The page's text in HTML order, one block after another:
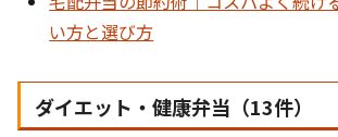
い方と選び方
ダイエット・健康弁当（13件）